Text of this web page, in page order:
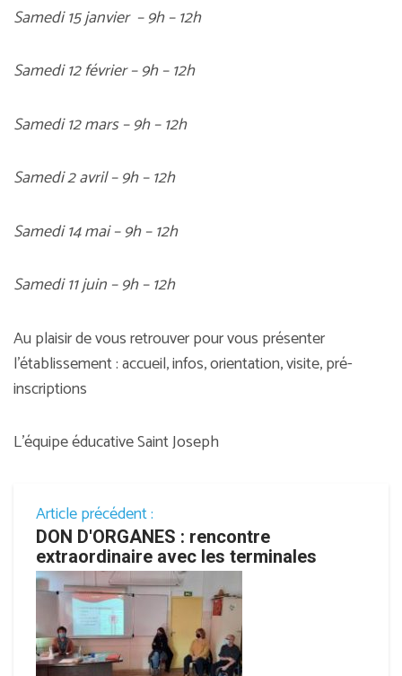
Samedi 15 janvier – 9h – 12h
Samedi 12 février – 9h – 12h
Samedi 12 mars – 9h – 12h
Samedi 2 avril – 9h – 12h
Samedi 14 mai – 9h – 12h
Samedi 11 juin – 9h – 12h
Au plaisir de vous retrouver pour vous présenter
l’établissement : accueil, infos, orientation, visite, pré-
inscriptions
L’équipe éducative Saint Joseph
Article précédent :
DON D'ORGANES : rencontre
extraordinaire avec les terminales